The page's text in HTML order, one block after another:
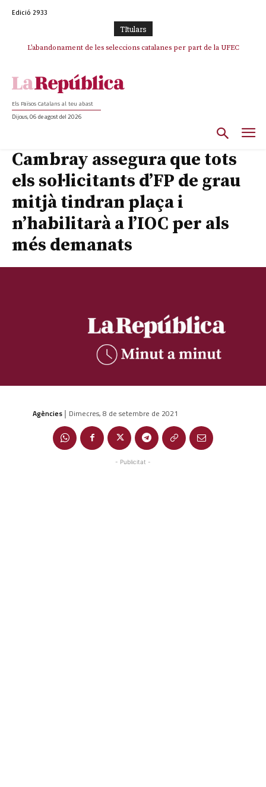
Edició 2933
TItulars
L’abandonament de les seleccions catalanes per part de la UFEC
TV3 perd el lideratge després de 23 mesos: Una deriva sense continguts i
Els Països Catalans al teu abast
Dijous, 06 de agost del 2026
Cambray assegura que tots
els sol·licitants d’FP de grau
mitjà tindran plaça i
n’habilitarà a l’IOC per als
més demanats
Agències | Dimecres, 8 de setembre de 2021
- Publicitat -